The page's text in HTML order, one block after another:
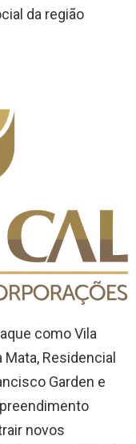
da região
como Vila
Mata, Residencial
Garden e
novos